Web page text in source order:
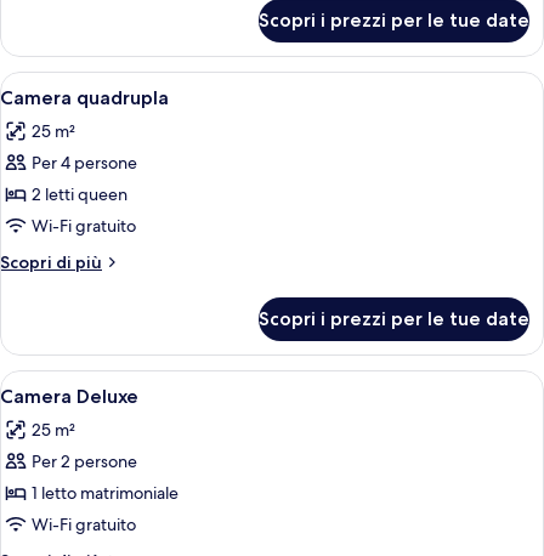
tripla
Scopri i prezzi per le tue date
Apri
tutte
le
foto
per
Camera
quadrupla
Camera d'albergo con una scrivania
4
Camera quadrupla
25 m²
Per 4 persone
2 letti queen
Wi-Fi gratuito
Scopri di più
Altri
quadrupla
Scopri i prezzi per le tue date
Apri
tutte
le
foto
per
Camera
Deluxe
Un letto rifatto con testiera imbottita
8
Camera Deluxe
25 m²
Per 2 persone
1 letto matrimoniale
Wi-Fi gratuito